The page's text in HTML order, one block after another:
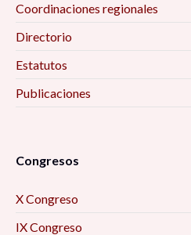
Coordinaciones regionales
Directorio
Estatutos
Publicaciones
Congresos
X Congreso
IX Congreso